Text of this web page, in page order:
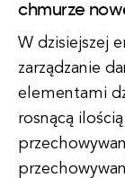
chmurze
W dzisiejszej
zarządzanie
elementami
rosnącą